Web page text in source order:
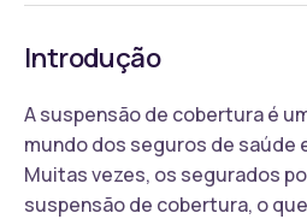
Introdução
A suspensão de cobertura é
mundo dos seguros de saúde
Muitas vezes, os segurados
suspensão de cobertura, o